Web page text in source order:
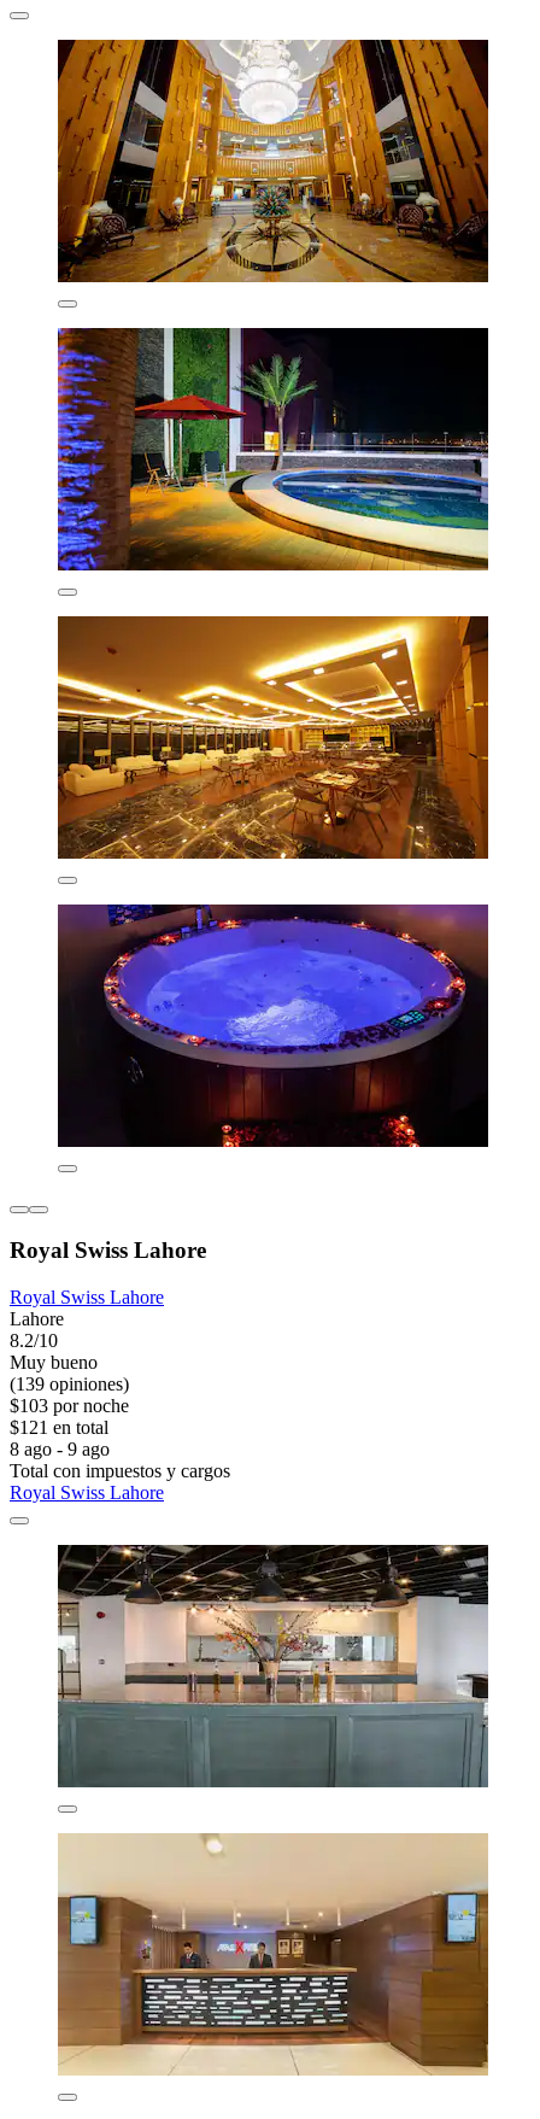
Royal Swiss Lahore
Royal Swiss Lahore
Lahore
8.2/10
Muy bueno
(139 opiniones)
$103 por noche
$121 en total
8 ago - 9 ago
Total con impuestos y cargos
Royal Swiss Lahore